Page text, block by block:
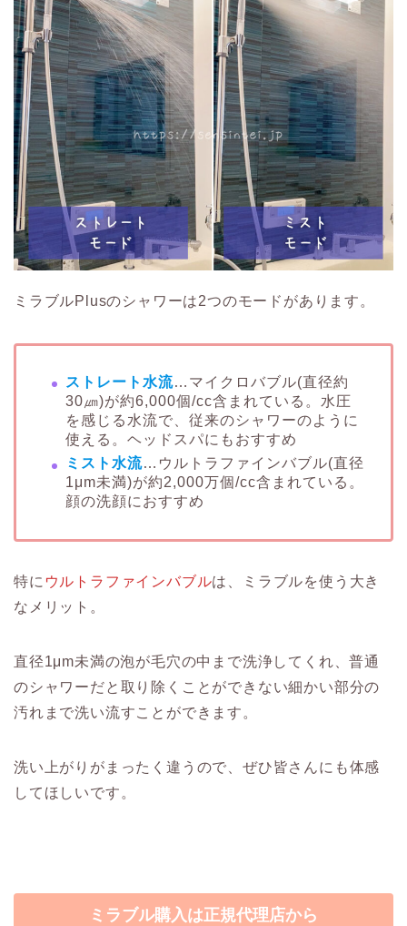
ミラブルPlusのシャワーは2つのモードがあります。
ストレート水流…マイクロバブル(直径約
30㎛)が約6,000個/cc含まれている。水圧
を感じる水流で、従来のシャワーのように
使える。ヘッドスパにもおすすめ
ミスト水流…ウルトラファインバブル(直径
1μm未満)が約2,000万個/cc含まれている。
顔の洗顔におすすめ
特に ウルトラファインバブルは、ミラブルを使う大き
なメリット。
直径1μm未満の泡が毛穴の中まで洗浄してくれ、普通
のシャワーだと取り除くことができない細かい部分の
汚れまで洗い流すことができます。
洗い上がりがまったく違うので、ぜひ皆さんにも体感
してほしいです。
ミラブル購入は正規代理店から